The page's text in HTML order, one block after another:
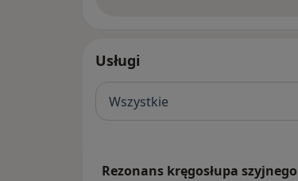
Usługi
Wszystkie
Rezonans kręgosłupa szyjnego